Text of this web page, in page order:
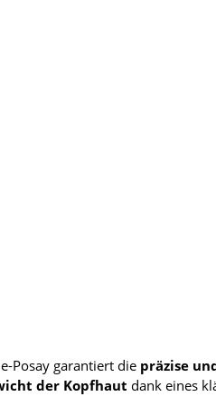
Posay garantiert die präzise
der Kopfhaut dank eines